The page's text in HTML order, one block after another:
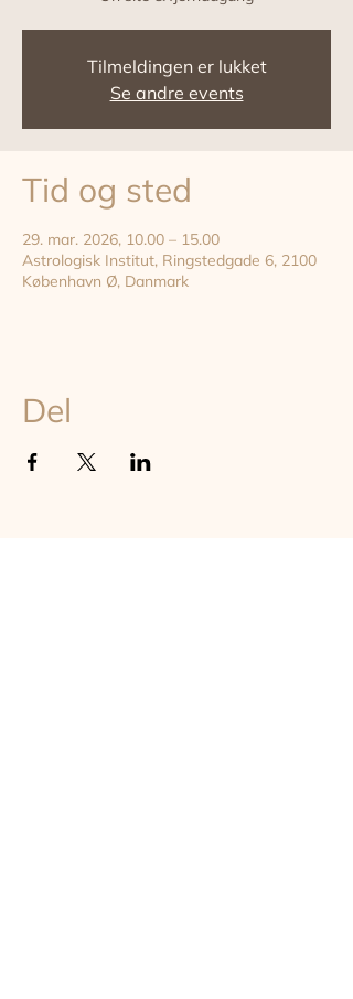
Tilmeldingen er lukket
Se andre events
Tid og sted
29. mar. 2026, 10.00 – 15.00
Astrologisk Institut, Ringstedgade 6, 2100
København Ø, Danmark
Del